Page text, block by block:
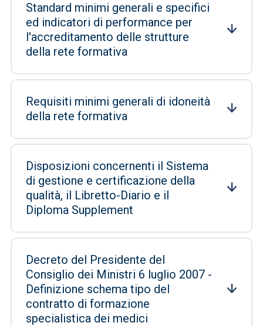
Standard minimi generali e specifici
ed indicatori di performance per
l'accreditamento delle strutture
della rete formativa
Requisiti minimi generali di idoneità
della rete formativa
Disposizioni concernenti il Sistema
di gestione e certificazione della
qualità, il Libretto-Diario e il
Diploma Supplement
Decreto del Presidente del
Consiglio dei Ministri 6 luglio 2007 -
Definizione schema tipo del
contratto di formazione
specialistica dei medici